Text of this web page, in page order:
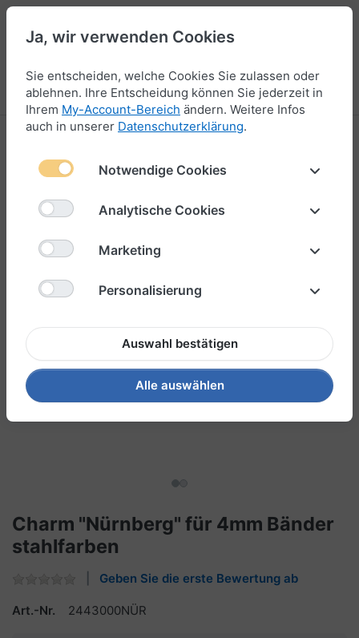
Menü Anmelden Vergleichen Wunschliste Warenkorb
Charm "Nürnberg" für 4mm Bänder
stahlfarben
Geben Sie die erste Bewertung ab
Art.-Nr. 2443000NÜR
Ja, wir verwenden Cookies
Sie entscheiden, welche Cookies Sie zulassen oder
ablehnen. Ihre Entscheidung können Sie jederzeit in
Ihrem My-Account-Bereich ändern. Weitere Infos
auch in unserer Datenschutzerklärung.
Notwendige Cookies
Analytische Cookies
Marketing
Personalisierung
Auswahl bestätigen
Alle auswählen